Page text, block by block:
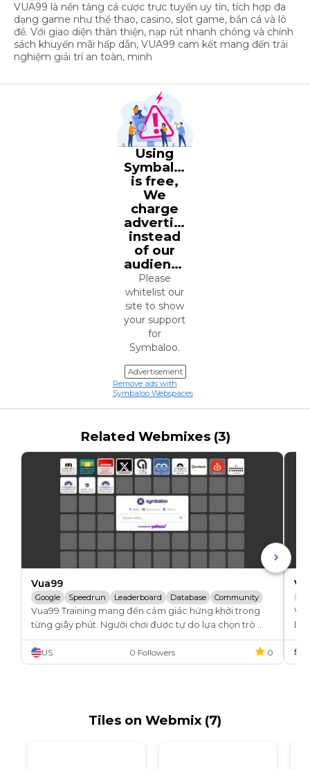
VUA99 là nền tảng cá cược trực tuyến uy tín, tích hợp đa
dạng game như thể thao, casino, slot game, bắn cá và lô
đề. Với giao diện thân thiện, nạp rút nhanh chóng và chính
sách khuyến mãi hấp dẫn, VUA99 cam kết mang đến trải
nghiệm giải trí an toàn, minh
Using
Symbaloo
is free,
We
charge
advertisers
instead
of our
audience.
Please
whitelist our
site to show
your support
for
Symbaloo.
Advertisement
Remove ads with
Symbaloo Webspaces
Related Webmixes (3)
Vua99
Google Speedrun Leaderboard Database
Community
World Record
Forums Buy And Sell
LEGO Parts
LEGO Sets
Vua99 Training mang đến cảm giác hứng khởi trong
từng giây phút. Người chơi được tự do lựa chọn trò
chơi yêu thích, nhận thưởng liền tay và trải nghiệm nền
tảng công nghệ vượt trội.
Địa chỉ: 92 17, Minh Khai, Hoàng Mai, Hà Nội, Việt Nam
US 0 Followers 0
Tiles on Webmix (7)